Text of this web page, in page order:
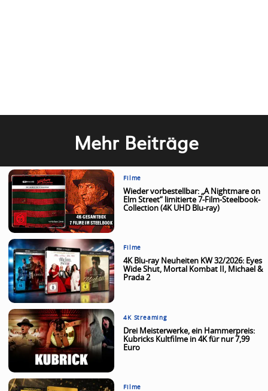
Mehr Beiträge
Filme
Wieder vorbestellbar: „A Nightmare on
Elm Street“ limitierte 7-Film-Steelbook-
Collection (4K UHD Blu-ray)
Filme
4K Blu-ray Neuheiten KW 32/2026: Eyes
Wide Shut, Mortal Kombat II, Michael &
Prada 2
4K Streaming
Drei Meisterwerke, ein Hammerpreis:
Kubricks Kultfilme in 4K für nur 7,99
Euro
Filme